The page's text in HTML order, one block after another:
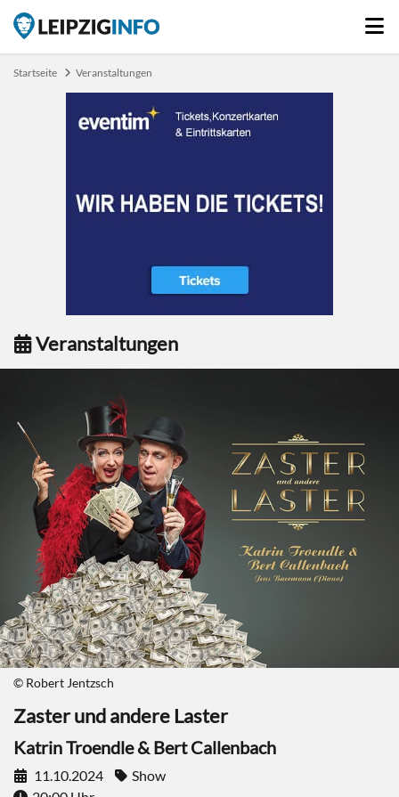
Startseite Veranstaltungen
Veranstaltungen
© Robert Jentzsch
Zaster und andere Laster
Katrin Troendle & Bert Callenbach
11.10.2024
Show